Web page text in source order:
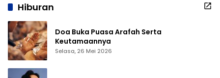
Hiburan
Doa Buka Puasa Arafah Serta
Keutamaannya
Selasa, 26 Mei 2026